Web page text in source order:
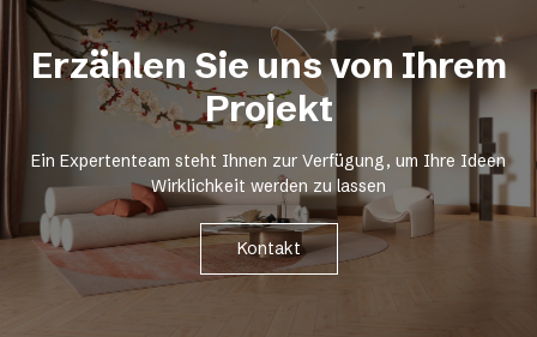
Erzählen Sie uns von Ihrem
Projekt
Ein Expertenteam steht Ihnen zur Verfügung, um Ihre Ideen
Wirklichkeit werden zu lassen
Kontakt